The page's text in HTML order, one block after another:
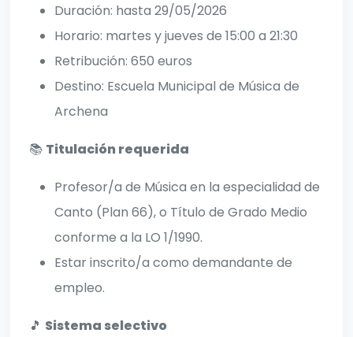
Duración: hasta 29/05/2026
Horario: martes y jueves de 15:00 a 21:30
Retribución: 650 euros
Destino: Escuela Municipal de Música de
Archena
📚 Titulación requerida
Profesor/a de Música en la especialidad de
Canto (Plan 66), o Título de Grado Medio
conforme a la LO 1/1990.
Estar inscrito/a como demandante de
empleo.
🎵 Sistema selectivo